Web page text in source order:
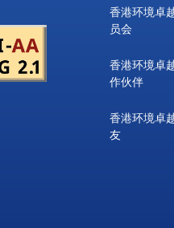
香港环境卓
员会
香港环境卓
作伙伴
香港环境卓
友